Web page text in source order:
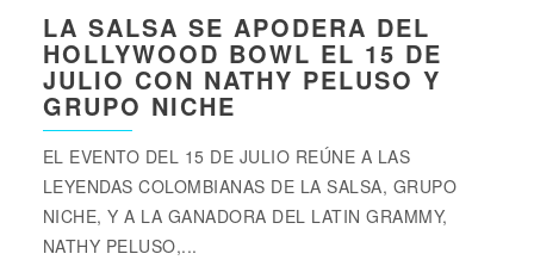
LA SALSA SE APODERA DEL
HOLLYWOOD BOWL EL 15 DE
JULIO CON NATHY PELUSO Y
GRUPO NICHE
EL EVENTO DEL 15 DE JULIO REÚNE A LAS
LEYENDAS COLOMBIANAS DE LA SALSA, GRUPO
NICHE, Y A LA GANADORA DEL LATIN GRAMMY,
NATHY PELUSO,...